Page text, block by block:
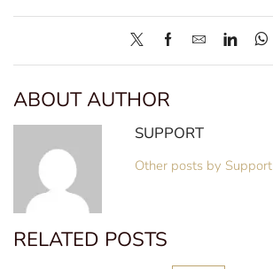
ABOUT AUTHOR
SUPPORT
Other posts by Support
RELATED POSTS